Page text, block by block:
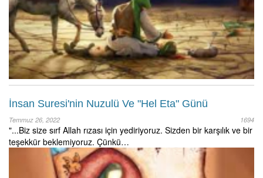
İnsan Suresi'nin Nuzulü Ve "Hel Eta" Günü
Temmuz 26, 2022 1694
"...Biz size sırf Allah rızası için yediriyoruz. Sizden bir karşılık ve bir
teşekkür beklemiyoruz. Çünkü…